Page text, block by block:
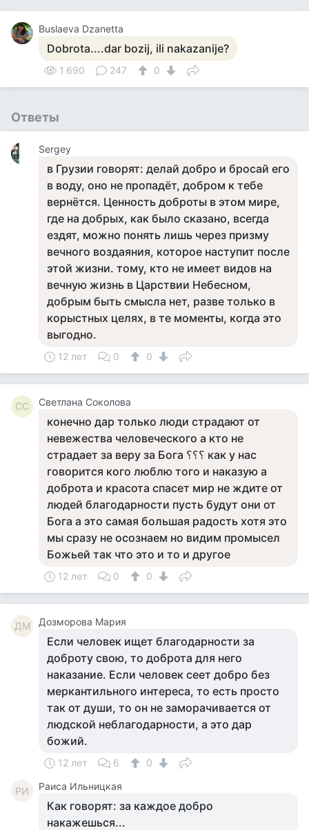
Buslaeva Dzanetta
Dobrota....dar bozij, ili nakazanije?
1 690 247 0
Ответы
Sergey
в Грузии говорят: делай добро и бросай его
в воду, оно не пропадёт, добром к тебе
вернётся. Ценность доброты в этом мире,
где на добрых, как было сказано, всегда
ездят, можно понять лишь через призму
вечного воздаяния, которое наступит после
этой жизни. тому, кто не имеет видов на
вечную жизнь в Царствии Небесном,
добрым быть смысла нет, разве только в
корыстных целях, в те моменты, когда это
выгодно.
12 лет 0 0
СС Светлана Соколова
конечно дар только люди страдают от
невежества человеческого а кто не
страдает за веру за Бога ؟؟؟ как у нас
говорится кого люблю того и наказую а
доброта и красота спасет мир не ждите от
людей благодарности пусть будут они от
Бога а это самая большая радость хотя это
мы сразу не осознаем но видим промысел
Божьей так что это и то и другое
12 лет 0 0
ДМ Дозморова Мария
Если человек ищет благодарности за
доброту свою, то доброта для него
наказание. Если человек сеет добро без
меркантильного интереса, то есть просто
так от души, то он не заморачивается от
людской неблагодарности, а это дар
божий.
12 лет 6 0
РИ Раиса Ильницкая
Как говорят: за каждое добро
накажешься...